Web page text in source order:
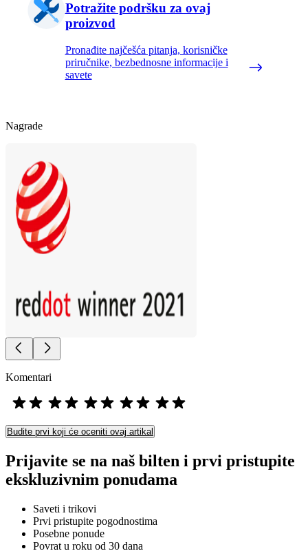
Potražite podršku za ovaj
proizvod
Pronađite najčešća pitanja, korisničke
priručnike, bezbednosne informacije i
savete
Nagrade
Komentari
Budite prvi koji će oceniti ovaj artikal
Prijavite se na naš bilten i prvi pristupite
ekskluzivnim ponudama
Saveti i trikovi
Prvi pristupite pogodnostima
Posebne ponude
Povrat u roku od 30 dana